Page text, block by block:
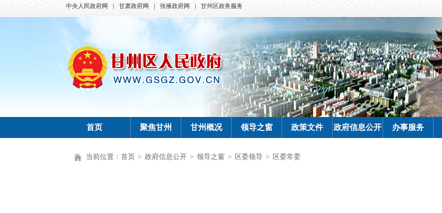
中央人民政府网 甘肃政府网 张掖政府网 甘州区政务服务
首页 聚焦甘州 甘州概况 领导之窗 政策文件 政府信息公开 办事服务
当前位置： 首页 > 政府信息公开 > 领导之窗 > 区委领导 > 区委常委